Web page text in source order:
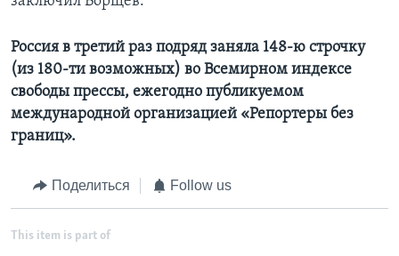
Россия в третий раз подряд заняла 148-ю строчку
(из 180-ти возможных) во Всемирном индексе
свободы прессы, ежегодно публикуемом
международной организацией «Репортеры без
границ».
Поделиться Follow us
This item is part of